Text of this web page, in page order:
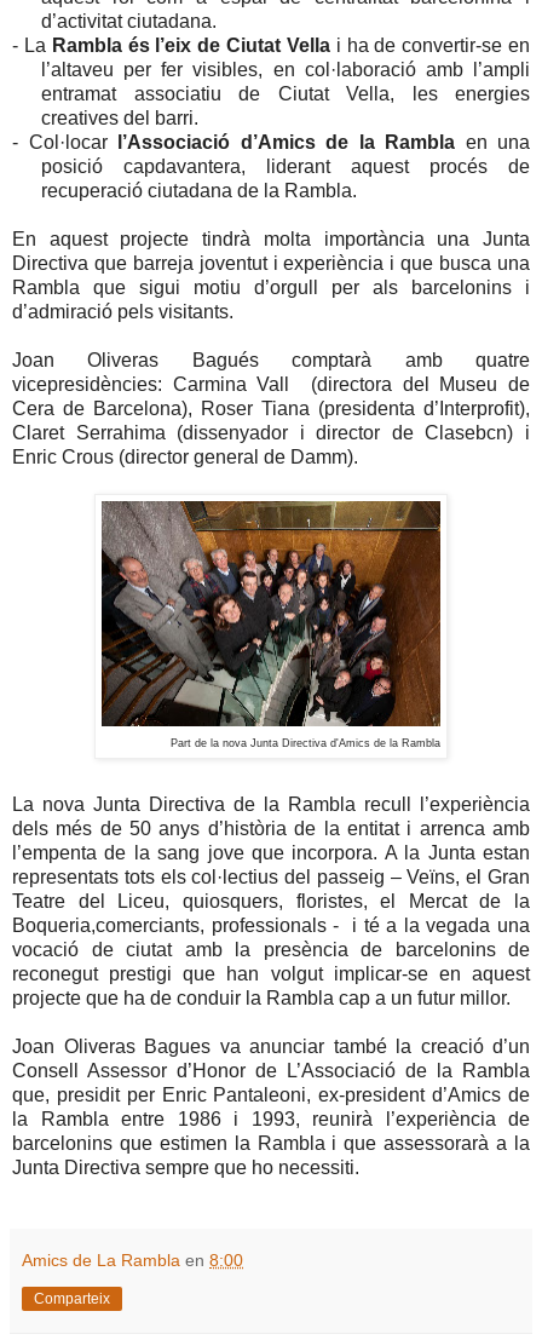
d’activitat ciutadana.
- La Rambla és l’eix de Ciutat Vellai ha de convertir-se en
l’altaveu per fer visibles, en col·laboració amb l’ampli
entramat associatiu de Ciutat Vella, les energies
creatives del barri.
- Col·locarl’Associació d’Amics de la Rambla en una
posició capdavantera, liderant aquest procés de
recuperació ciutadana de la Rambla.
En aquest projecte tindrà molta importància una Junta
Directiva que barreja joventut i experiència i que busca una
Rambla que sigui motiu d’orgull per als barcelonins i
d’admiració pels visitants.
Joan Oliveras Bagués comptarà amb quatre
vicepresidències: Carmina Vall (directora del Museu de
Cera de Barcelona), Roser Tiana (presidenta d’Interprofit),
Claret Serrahima (dissenyador i director de Clasebcn) i
Enric Crous (director general de Damm).
Part de la nova Junta Directiva d'Amics de la Rambla
La nova Junta Directiva de la Rambla recull l’experiència
dels més de 50 anys d’història de la entitat i arrenca amb
l’empenta de la sang jove que incorpora. A la Junta estan
representats tots els col·lectius del passeig – Veïns, el Gran
Teatre del Liceu, quiosquers, floristes, el Mercat de la
Boqueria,comerciants, professionals - i té a la vegada una
vocació de ciutat amb la presència de barcelonins de
reconegut prestigi que han volgut implicar-se en aquest
projecte que ha de conduir la Rambla cap a un futur millor.
Joan Oliveras Bagues va anunciar també la creació d’un
Consell Assessor d’Honor de L’Associació de la Rambla
que, presidit per Enric Pantaleoni, ex-president d’Amics de
la Rambla entre 1986 i 1993, reunirà l’experiència de
barcelonins que estimen la Rambla i que assessorarà a
la
Junta Directiva sempre que ho necessiti.
Amics de La Rambla en 8:00
Comparteix